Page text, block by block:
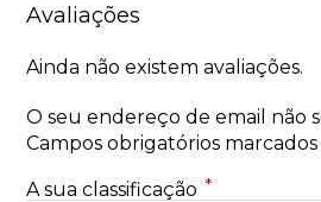
Avaliações
Ainda não existem avaliações.
O seu endereço de email não
Campos obrigatórios
A sua classificação *